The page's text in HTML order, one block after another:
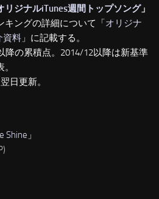
リジナルiTunes週間トップソング」
キングの詳細について「オリジナ
資料 」に記載する。
降の累積点。2014/12以降は新基準
日更新。
Shine 」